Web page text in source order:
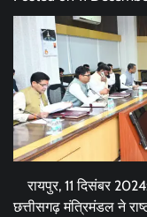
रायपुर, 11 दिसंबर
छत्तीसगढ़ मंत्रिमंडल ने